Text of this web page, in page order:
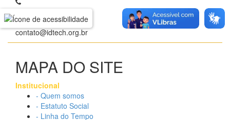
contato@idtech.org.br
MAPA DO SITE
Institucional
- Quem somos
- Estatuto Social
- Linha do Tempo